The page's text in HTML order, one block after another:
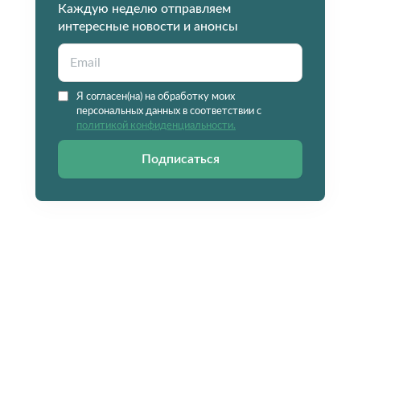
Каждую неделю отправляем
интересные новости и анонсы
Я согласен(на) на обработку моих
персональных данных в соответствии с
политикой конфиденциальности.
Подписаться